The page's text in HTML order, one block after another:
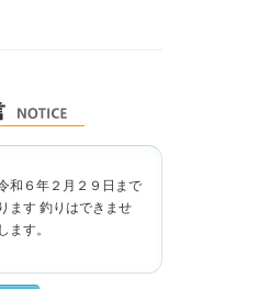
和６年２月２９日まで
ます 釣りはできませ
ます。